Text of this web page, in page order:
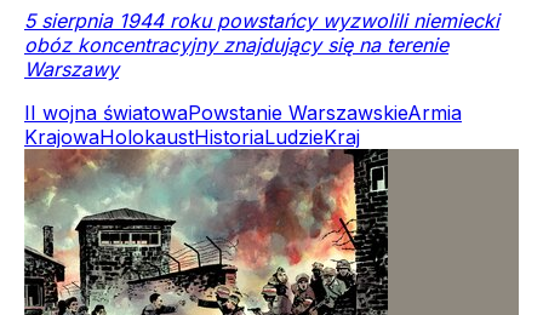
5 sierpnia 1944 roku powstańcy wyzwolili niemiecki
obóz koncentracyjny znajdujący się na terenie
Warszawy
II wojna światowaPowstanie WarszawskieArmia
KrajowaHolokaustHistoriaLudzieKraj